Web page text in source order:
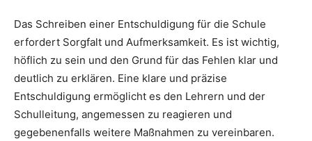
Das Schreiben einer Entschuldigung für die Schule
erfordert Sorgfalt und Aufmerksamkeit. Es ist wichtig,
höflich zu sein und den Grund für das Fehlen klar und
deutlich zu erklären. Eine klare und präzise
Entschuldigung ermöglicht es den Lehrern und der
Schulleitung, angemessen zu reagieren und
gegebenenfalls weitere Maßnahmen zu vereinbaren.